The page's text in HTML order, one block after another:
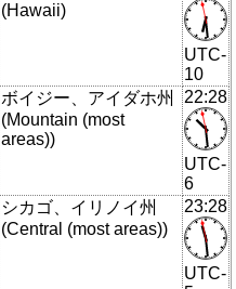
(Hawaii)
UTC-
10
ボイジー、アイダホ州
(Mountain (most
areas))
22:28
UTC-
6
シカゴ、イリノイ州
(Central (most areas))
23:28
UTC-